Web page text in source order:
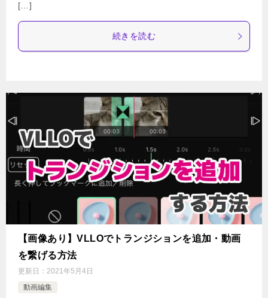
[…]
続きを読む
【画像あり】VLLOでトランジションを追加・動画
を繋げる方法
更新日： 2021年5月4日
動画編集